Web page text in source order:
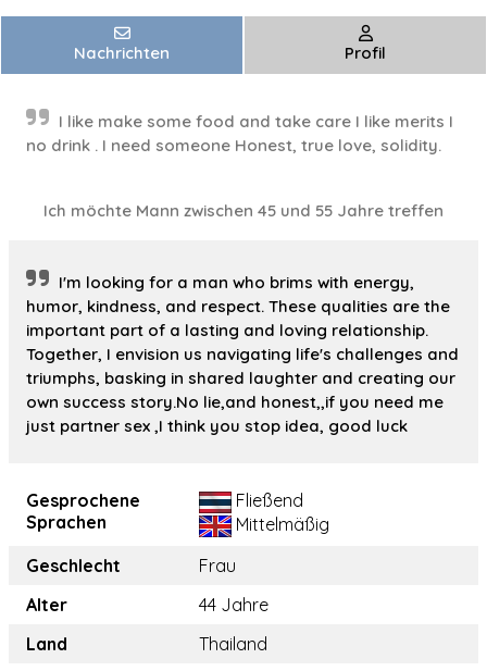
Nachrichten Profil
I like make some food and take care I like merits I
no drink . I need someone Honest, true love, solidity.
Ich möchte Mann zwischen 45 und 55 Jahre treffen
I'm looking for a man who brims with energy,
humor, kindness, and respect. These qualities are the
important part of a lasting and loving relationship.
Together, I envision us navigating life's challenges and
triumphs, basking in shared laughter and creating our
own success story.No lie,and honest,,if you need me
just partner sex ,I think you stop idea, good luck
Gesprochene
Sprachen
Fließend
Mittelmäßig
Geschlecht
Frau
Alter
44 Jahre
Land
Thailand